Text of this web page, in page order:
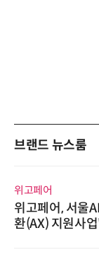
브랜드 뉴스룸
와이즈스톤
와이즈스톤, 에
수집 데이터'에